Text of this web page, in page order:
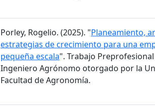
Porley, Rogelio. (2025). "Planeamiento,
estrategias de crecimiento para una
pequeña escala". Trabajo
Ingeniero Agrónomo otorgado por la
Facultad de Agronomía.